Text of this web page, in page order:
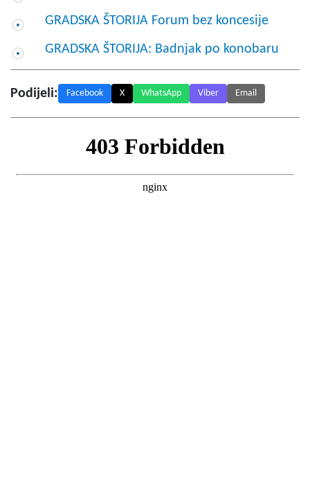
GRADSKA ŠTORIJA Forum bez koncesije
GRADSKA ŠTORIJA: Badnjak po konobaru
Podijeli: Facebook X WhatsApp Viber Email